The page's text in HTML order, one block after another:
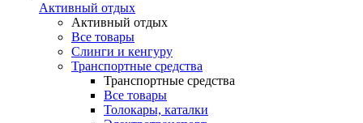
Активный отдых
Активный отдых
Все товары
Слинги и кенгуру
Транспортные средства
Транспортные средства
Все товары
Толокары, каталки